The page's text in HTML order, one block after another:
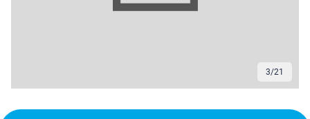
3/21